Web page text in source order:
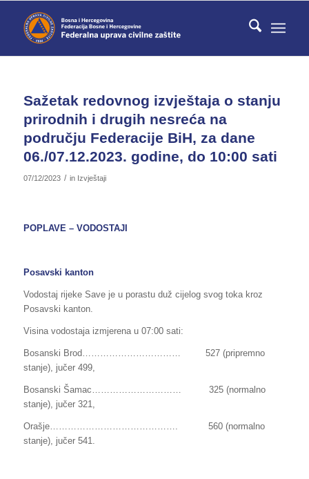
Sažetak redovnog izvještaja o stanju
prirodnih i drugih nesreća na
području Federacije BiH, za dane
06./07.12.2023. godine, do 10:00 sati
07/12/2023 / in Izvještaji
POPLAVE – VODOSTAJI
Posavski kanton
Vodostaj rijeke Save je u porastu duž cijelog svog toka kroz
Posavski kanton.
Visina vodostaja izmjerena u 07:00 sati:
Bosanski Brod…………………………… 527 (pripremno
stanje), jučer 499,
Bosanski Šamac………………………… 325 (normalno
stanje), jučer 321,
Orašje……………………………………. 560 (normalno
stanje), jučer 541.